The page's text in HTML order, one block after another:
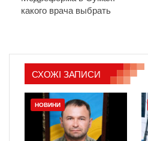
какого врача выбрать
СХОЖІ ЗАПИСИ
НОВИНИ